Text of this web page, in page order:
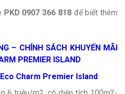
PKD 0907 366 818để biết thêm
– CHÍNH SÁCH KHUYẾN MÃI
PREMIER ISLAND
Charm Premier Island